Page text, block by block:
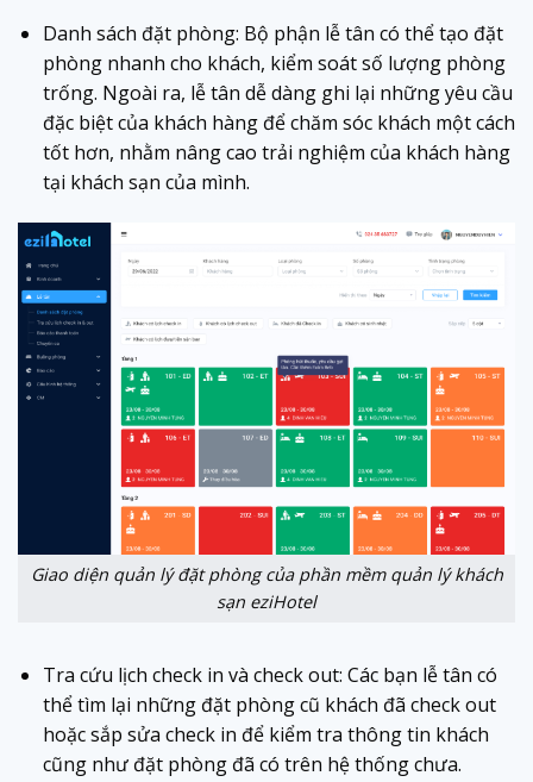
Danh sách đặt phòng: Bộ phận lễ tân có thể tạo đặt
phòng nhanh cho khách, kiểm soát số lượng phòng
trống. Ngoài ra, lễ tân dễ dàng ghi lại những yêu cầu
đặc biệt của khách hàng để chăm sóc khách một cách
tốt hơn, nhằm nâng cao trải nghiệm của khách hàng
tại khách sạn của mình.
Giao diện quản lý đặt phòng của phần mềm quản lý khách
sạn eziHotel
Tra cứu lịch check in và check out: Các bạn lễ tân có
thể tìm lại những đặt phòng cũ khách đã check out
hoặc sắp sửa check in để kiểm tra thông tin khách
cũng như đặt phòng đã có trên hệ thống chưa.